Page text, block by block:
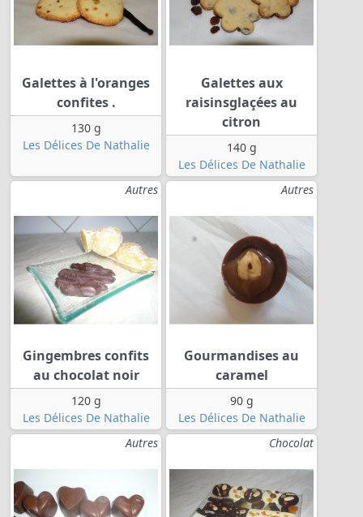
Galettes à l'oranges
confites .
130 g
Les Délices De Nathalie
Galettes aux
raisinsglaçées au
citron
140 g
Les Délices De Nathalie
Autres
Gingembres confits
au chocolat noir
120 g
Les Délices De Nathalie
Autres
Gourmandises au
caramel
90 g
Les Délices De Nathalie
Autres
Chocolat